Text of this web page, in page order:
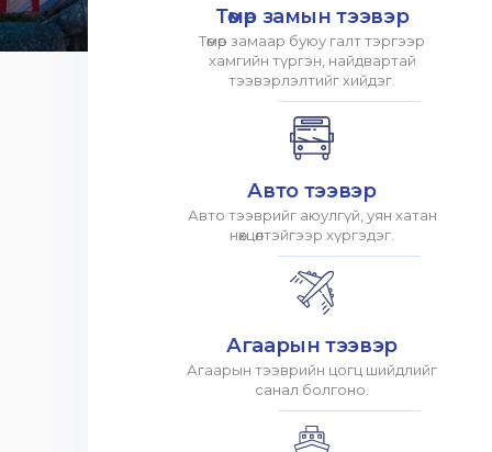
Төмөр замын тээвэр
Төмөр замаар буюу галт тэргээр
хамгийн түргэн, найдвартай
тээвэрлэлтийг хийдэг.
Авто тээвэр
Авто тээврийг аюулгүй, уян хатан
нөхцөлтэйгээр хүргэдэг.
Агаарын тээвэр
Агаарын тээврийн цогц шийдлийг
санал болгоно.